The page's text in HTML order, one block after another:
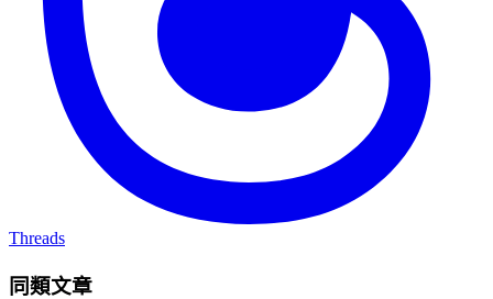
Threads
同類文章